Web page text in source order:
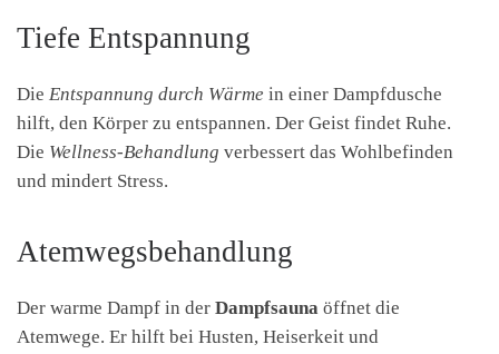
Tiefe Entspannung
Die Entspannung durch Wärme in einer Dampfdusche
hilft, den Körper zu entspannen. Der Geist findet Ruhe.
Die Wellness-Behandlung verbessert das Wohlbefinden
und mindert Stress.
Atemwegsbehandlung
Der warme Dampf in der Dampfsauna öffnet die
Atemwege. Er hilft bei Husten, Heiserkeit und